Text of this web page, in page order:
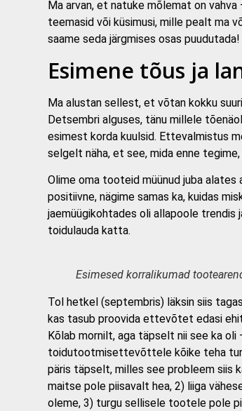
Ma arvan, et natuke mõlemat on
teemasid või küsimusi, mille pealt ma
saame seda järgmises osas puudutada!
Esimene tõus ja
Ma alustan sellest, et võtan kokku
Detsembri alguses, tänu millele
esimest korda kuulsid. Ettevalmistus
selgelt näha, et see, mida enne
Olime oma tooteid müünud juba
positiivne, nägime samas ka, kuidas
jaemüügikohtades oli allapoole trendis
toidulauda katta.
Esimesed korralikumad
Tol hetkel (septembris) läksin siis
kas tasub proovida ettevõtet edasi
Kõlab mornilt, aga täpselt nii see ka oli
toidutootmisettevõttele kõike teha
päris täpselt, milles see probleem siis
maitse pole piisavalt hea, 2) liiga
oleme, 3) turgu sellisele tootele pole